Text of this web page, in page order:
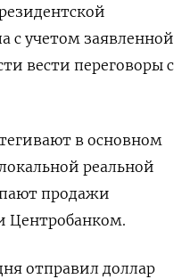
с учетом заявленной
вести переговоры с
в основном
реальной
продажи
Центробанком.
отправил доллар